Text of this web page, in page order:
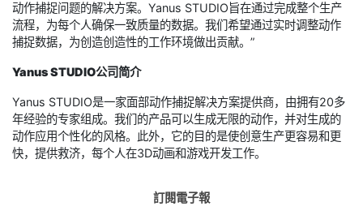
动作捕捉问题的解决方案。Yanus STUDIO旨在通过完成整个生产
流程，为每个人确保一致质量的数据。我们希望通过实时调整动作
捕捉数据，为创造创造性的工作环境做出贡献。”
Yanus STUDIO公司简介
Yanus STUDIO是一家面部动作捕捉解决方案提供商，由拥有20多
年经验的专家组成。我们的产品可以生成无限的动作，并对生成的
动作应用个性化的风格。此外，它的目的是使创意生产更容易和更
快，提供救济，每个人在3D动画和游戏开发工作。
訂閱電子報